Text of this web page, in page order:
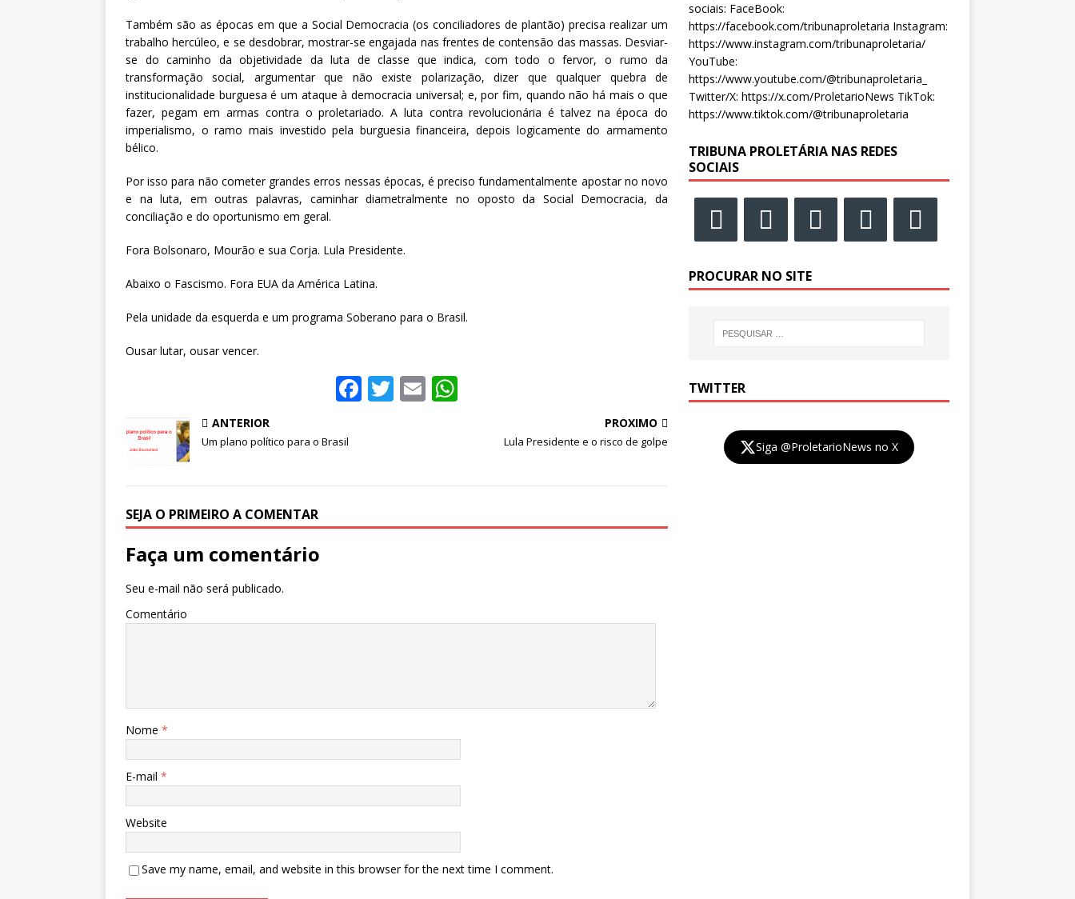
Também são as épocas em que a Social Democracia (os conciliadores de plantão) precisa realizar um
trabalho hercúleo, e se desdobrar, mostrar-se engajada nas frentes de contensão das massas. Desviar-
se do caminho da objetividade da luta de classe que indica, com todo o fervor, o rumo da
transformação social, argumentar que não existe polarização, dizer que qualquer quebra de
institucionalidade burguesa é um ataque à democracia universal; e, por fim, quando não há mais o que
fazer, pegam em armas contra o proletariado. A luta contra revolucionária é talvez na época do
imperialismo, o ramo mais investido pela burguesia financeira, depois logicamente do armamento
bélico.
Por isso para não cometer grandes erros nessas épocas, é preciso fundamentalmente apostar no novo
e na luta, em outras palavras, caminhar diametralmente no oposto da Social Democracia, da
conciliação e do oportunismo em geral.
Fora Bolsonaro, Mourão e sua Corja. Lula Presidente.
Abaixo o Fascismo. Fora EUA da América Latina.
Pela unidade da esquerda e um programa Soberano para o Brasil.
Ousar lutar, ousar vencer.
F T E
ANTERIOR
Um plano político para o Brasil
PRÓXIMO
Lula Presidente e o risco de golpe
SEJA O PRIMEIRO A COMENTAR
Faça um comentário
Seu e-mail não será publicado.
Comentário
Nome *
E-mail *
Website
Save my name, email, and website in this browser for the next time I comment.
sociais: FaceBook:
https://facebook.com/tribunaproletaria Instagram:
https://www.instagram.com/tribunaproletaria/
YouTube:
https://www.youtube.com/@tribunaproletaria_
Twitter/X: https://x.com/ProletarioNews TikTok:
https://www.tiktok.com/@tribunaproletaria
TRIBUNA PROLETÁRIA NAS REDES
SOCIAIS
PROCURAR NO SITE
TWITTER
Siga @ProletarioNews no X